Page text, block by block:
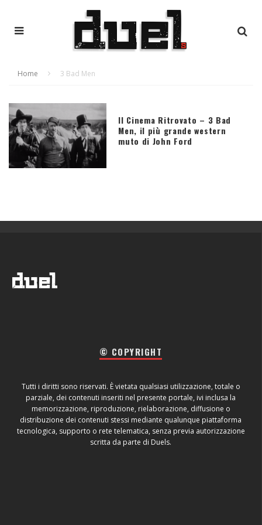
Home 3 Bad Men
Il Cinema Ritrovato – 3 Bad
Men, il più grande western
muto di John Ford
© COPYRIGHT
Tutti i diritti sono riservati. È vietata qualsiasi utilizzazione, totale o
parziale, dei contenuti inseriti nel presente portale, ivi inclusa la
memorizzazione, riproduzione, rielaborazione, diffusione o
distribuzione dei contenuti stessi mediante qualunque piattaforma
tecnologica, supporto o rete telematica, senza previa autorizzazione
scritta da parte di Duels.